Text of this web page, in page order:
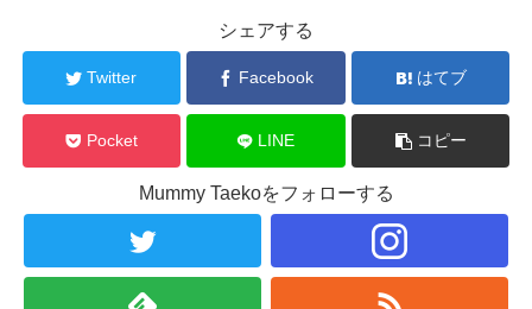
シェアする
Twitter Facebook はてブ
Pocket LINE コピー
Mummy Taekoをフォローする